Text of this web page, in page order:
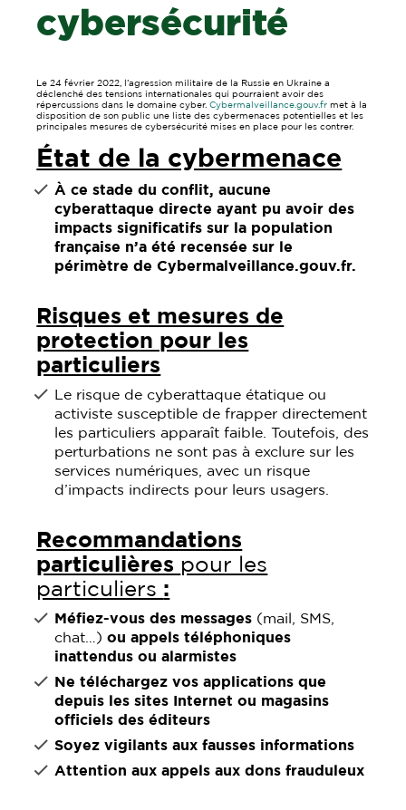
cybersécurité
Le 24 février 2022, l’agression militaire de la Russie en Ukraine a
déclenché des tensions internationales qui pourraient avoir des
répercussions dans le domaine cyber.Cyber​​malveillance.gouv.fr met à la
disposition de son public une liste des cybermenaces potentielles et les
principales mesures de cybersécurité mises en place pour les contrer.
État de la cybermenace
À ce stade du conflit, aucune
cyberattaquedirecteayant pu avoir des
impacts significatifs sur la population
française n’a été recenséesur le
périmètre de Cybermalveillance.gouv.fr.
Risques et mesures de
protection pour les
particuliers
Le risque de cyberattaque étatique ou
activiste susceptible de frapper directement
les particuliers apparaît faible. Toutefois, des
perturbations ne sont pas à exclure sur les
services numériques, avec un risque
d’impacts indirects pour leurs usagers.
Recommandations
particulières pour les
particuliers :
Méfiez-vous des messages (mail, SMS,
chat…)ou appels téléphoniques
inattendus ou alarmistes
Ne téléchargez vos applications que
depuis les sites Internet ou magasins
officiels des éditeurs
Soyez vigilants aux fausses informations
Attention aux appels aux dons frauduleux